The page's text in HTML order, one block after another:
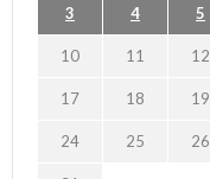
3 4 5
10 11 12
17 18 19
24 25 26